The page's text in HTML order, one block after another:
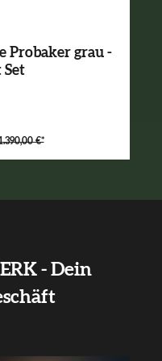
Probaker grau -
€*
- Dein